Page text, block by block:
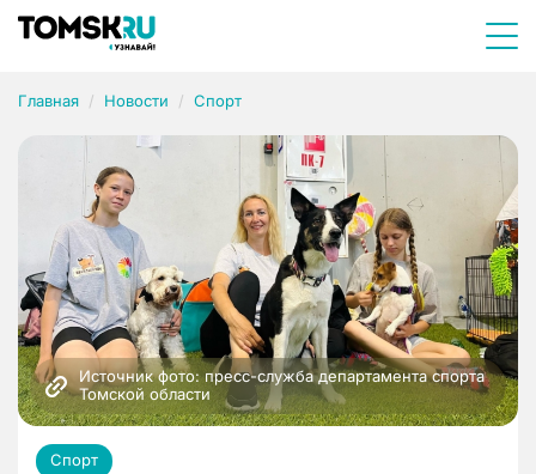
Главная Новости Спорт
Источник фото: пресс-служба департамента спорта
Томской области
Спорт